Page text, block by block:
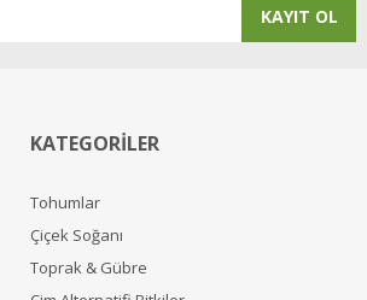
KAYIT OL
KATEGORİLER
Tohumlar
Çiçek Soğanı
Toprak & Gübre